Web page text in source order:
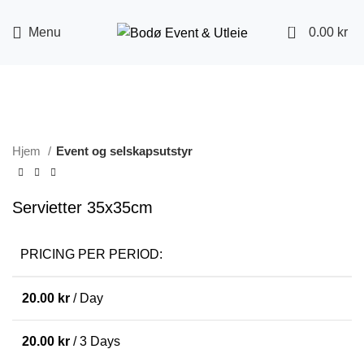
Menu 0 0.00 kr
Hjem Event og selskapsutstyr
Servietter 35x35cm
PRICING PER PERIOD:
20.00 kr / Day
20.00 kr / 3 Days